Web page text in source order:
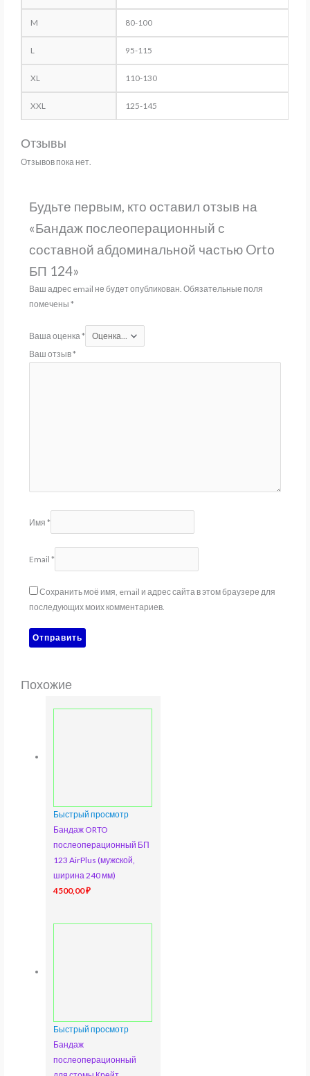
M 80-100
L 95-115
XL 110-130
XXL 125-145
Отзывы
Отзывов пока нет.
Будьте первым, кто оставил отзыв на
«Бандаж послеоперационный с
составной абдоминальной частью Orto
БП 124»
Ваш адрес email не будет опубликован. Обязательные поля
помечены *
Ваша оценка*
Ваш отзыв*
Имя *
Email *
Сохранить моё имя, email и адрес сайта в этом браузере для
последующих моих комментариев.
Похожие
Быстрый просмотр
Бандаж ORTO
послеоперационный БП
123 AirPlus (мужской,
ширина 240 мм)
4500,00₽
Быстрый просмотр
Бандаж
послеоперационный